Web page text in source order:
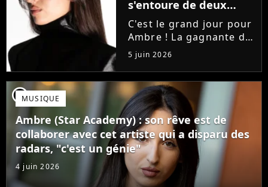
s'entoure de deux
proches de Slimane
C'est le grand jour pour
Ambre ! La gagnante de
la Star Academy fait ses
premiers pas dans
l'industrie en publiant
J'me demande, un
premier single que la
chanteuse a
confectionné avec...
5 juin 2026
player2MUSIQUE
Ambre (Star Academy) : son rêve est de
collaborer avec cet artiste qui a disparu des
radars, "c'est un génie"
4 juin 2026